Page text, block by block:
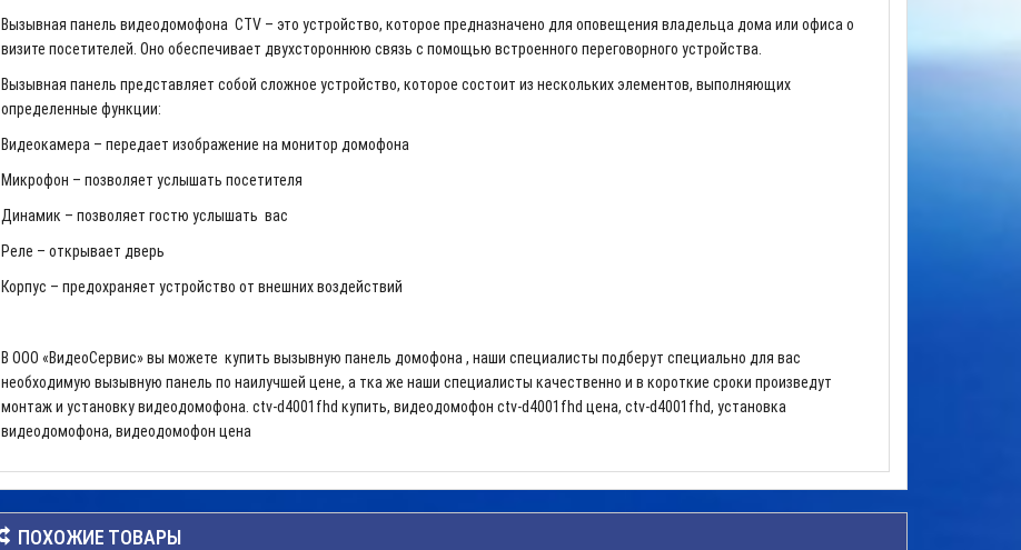
Вызывная панель видеодомофона CTV – это устройство, которое предназначено для оповещения владельца дома или офиса о
визите посетителей. Оно обеспечивает двухстороннюю связь с помощью встроенного переговорного устройства.
Вызывная панель представляет собой сложное устройство, которое состоит из нескольких элементов, выполняющих
определенные функции:
Видеокамера – передает изображение на монитор домофона
Микрофон – позволяет услышать посетителя
Динамик – позволяет гостю услышать вас
Реле – открывает дверь
Корпус – предохраняет устройство от внешних воздействий
В ООО «ВидеоСервис» вы можете купить вызывную панель домофона , наши специалисты подберут специально для вас
необходимую вызывную панель по наилучшей цене, а тка же наши специалисты качественно и в короткие сроки произведут
монтаж и установку видеодомофона. ctv-d4001fhd купить, видеодомофон ctv-d4001fhd цена, ctv-d4001fhd, установка
видеодомофона, видеодомофон цена
ПОХОЖИЕ ТОВАРЫ